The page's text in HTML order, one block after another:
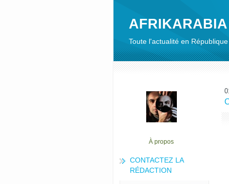
AFRIKARABIA
Toute l'actualité en
À propos
CONTACTEZ LA
RÉDACTION